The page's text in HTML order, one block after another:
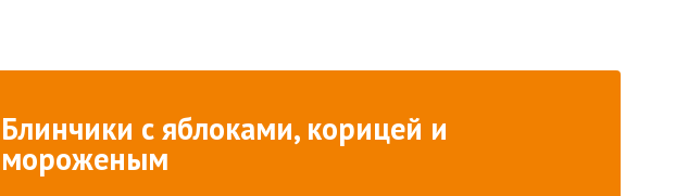
Блинчики с яблоками, корицей и
мороженым